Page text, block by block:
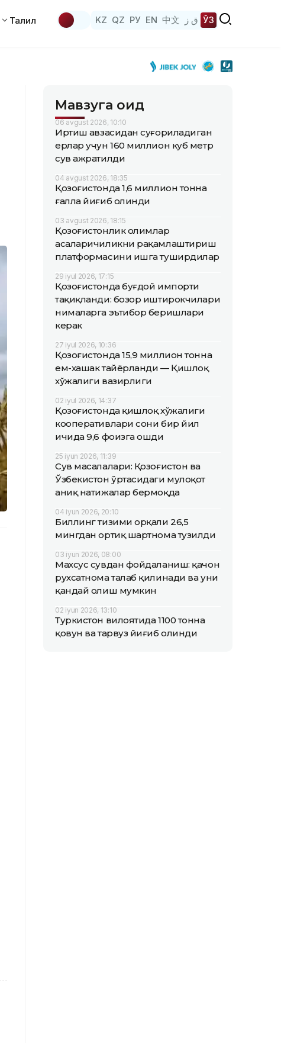
Таҳлил KZ QZ РУ EN 中文 ق ز ЎЗ
Мавзуга оид
06 avgust 2026, 10:10
Иртиш ҳавзасидан суғориладиган
ерлар учун 160 миллион куб метр
сув ажратилди
04 avgust 2026, 18:35
Қозоғистонда 1,6 миллион тонна
ғалла йиғиб олинди
03 avgust 2026, 18:15
Қозоғистонлик олимлар
асаларичиликни рақамлаштириш
платформасини ишга туширдилар
29 iyul 2026, 17:15
Қозоғистонда буғдой импорти
тақиқланди: бозор иштирокчилари
нималарга эътибор беришлари
керак
27 iyul 2026, 10:36
Қозоғистонда 15,9 миллион тонна
ем-хашак тайёрланди — Қишлоқ
хўжалиги вазирлиги
02 iyul 2026, 14:37
Қозоғистонда қишлоқ хўжалиги
кооперативлари сони бир йил
ичида 9,6 фоизга ошди
25 iyun 2026, 11:39
Сув масалалари: Қозоғистон ва
Ўзбекистон ўртасидаги мулоқот
аниқ натижалар бермоқда
04 iyun 2026, 20:10
Биллинг тизими орқали 26,5
мингдан ортиқ шартнома тузилди
03 iyun 2026, 08:00
Махсус сувдан фойдаланиш: қачон
рухсатнома талаб қилинади ва уни
қандай олиш мумкин
02 iyun 2026, 13:10
Туркистон вилоятида 1100 тонна
қовун ва тарвуз йиғиб олинди